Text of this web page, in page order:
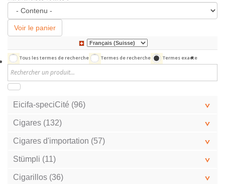
Prix
Voir le panier
Tous les termes de recherche Termes de recherche Termes exacte
Eicifa-speciCité (96)
Cigares (132)
Cigares d'importation (57)
Stümpli (11)
Cigarillos (36)